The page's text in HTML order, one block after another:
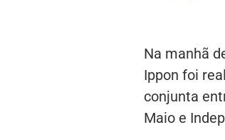
Na manhã
Ippon foi
conjunta
Maio e